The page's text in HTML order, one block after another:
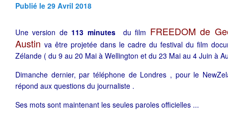
Publié le 29 Avril 2018
Une version de 113 minutes du film FREEDOM de
Austin va être projetée dans le cadre du festival du film
Zélande ( du 9 au 20 Mai à Wellington et du 23 Mai au 4 Juin à
Dimanche dernier, par téléphone de Londres , pour le
répond aux questions du journaliste .
Ses mots sont maintenant les seules paroles officielles ...